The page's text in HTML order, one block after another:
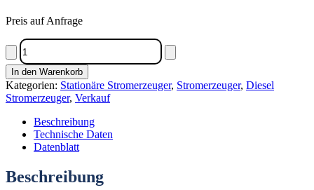
Preis auf Anfrage
600kVA
Diesel
Stromerzeuger
TPGR600FS
mit
Haube
Menge
In den Warenkorb
Kategorien: Stationäre Stromerzeuger, Stromerzeuger, Diesel
Stromerzeuger, Verkauf
Beschreibung
Technische Daten
Datenblatt
Beschreibung